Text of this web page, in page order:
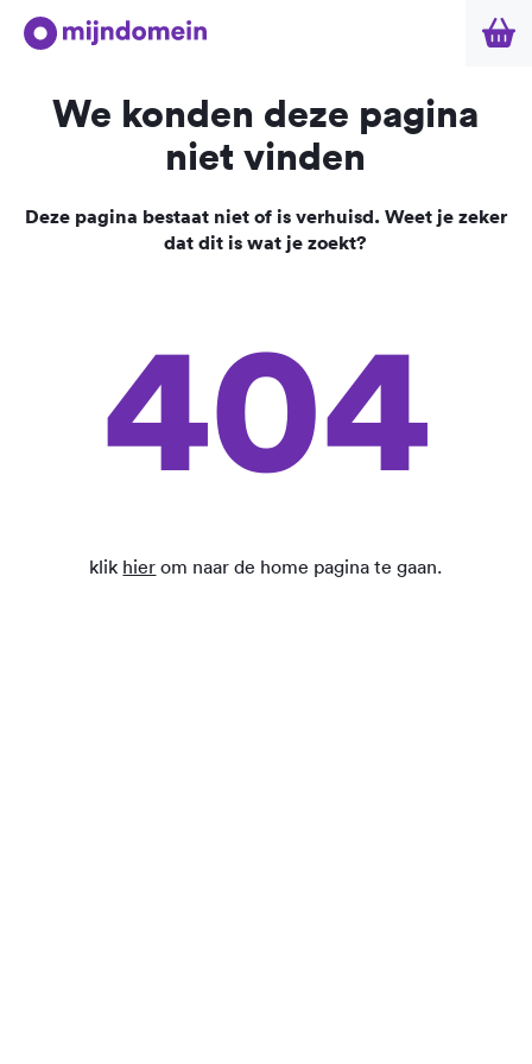
We konden deze pagina
niet vinden
Deze pagina bestaat niet of is verhuisd. Weet je zeker
dat dit is wat je zoekt?
404
klik hier om naar de home pagina te gaan.